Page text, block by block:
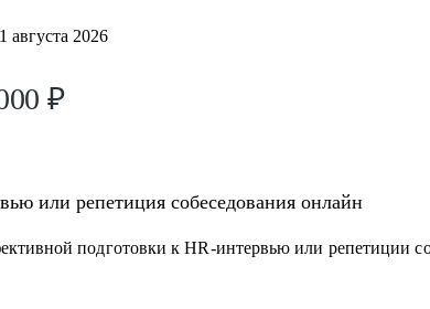
августа 2026
₽
или репетиция собеседования онлайн
подготовки к HR-интервью или репетиции